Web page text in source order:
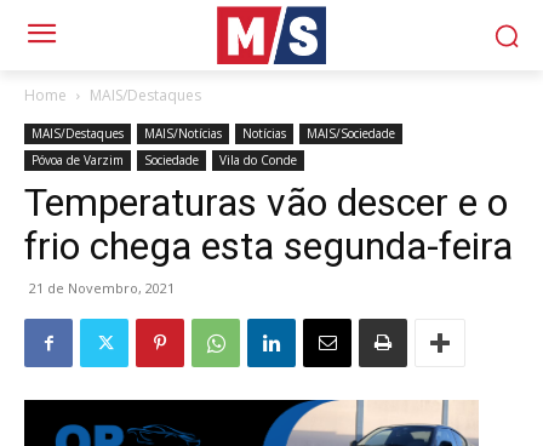
Home MAIS/Destaques
MAIS/Destaques MAIS/Notícias Notícias
MAIS/Sociedade
Póvoa de Varzim
Sociedade Vila do Conde
Temperaturas vão descer e o
frio chega esta segunda-feira
21 de Novembro, 2021